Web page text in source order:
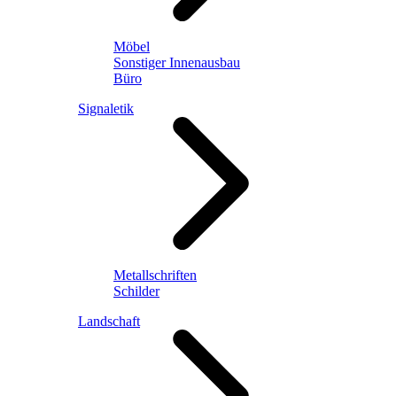
Möbel
Sonstiger Innenausbau
Büro
Signaletik
Metallschriften
Schilder
Landschaft